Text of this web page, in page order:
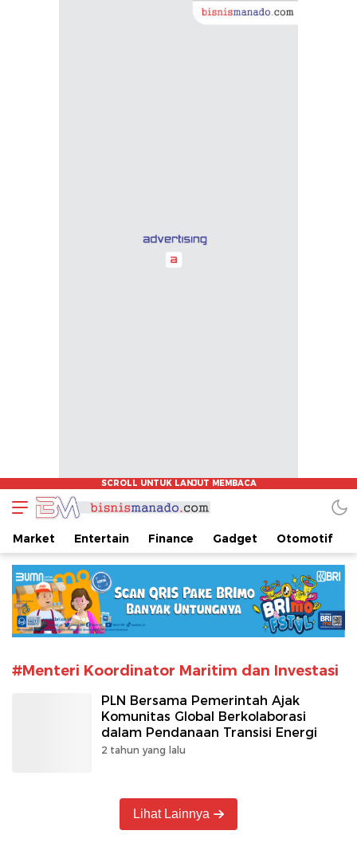
www.bisnismanado.com
Berita Bisnis Sulawesi Utara
Market Entertain Finance Gadget Otomotif
#Menteri Koordinator Maritim dan Investasi
PLN Bersama Pemerintah Ajak
Komunitas Global Berkolaborasi
dalam Pendanaan Transisi Energi
2 tahun yang lalu
Lihat Lainnya